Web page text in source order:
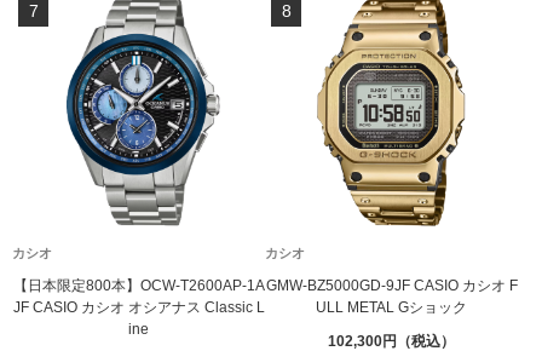
カシオ
【日本限定800本】OCW-T2600AP-1A
JF CASIO カシオ オシアナス Classic L
ine
7
カシオ
GMW-BZ5000GD-9JF CASIO カシオ F
ULL METAL Gショック
102,300
8